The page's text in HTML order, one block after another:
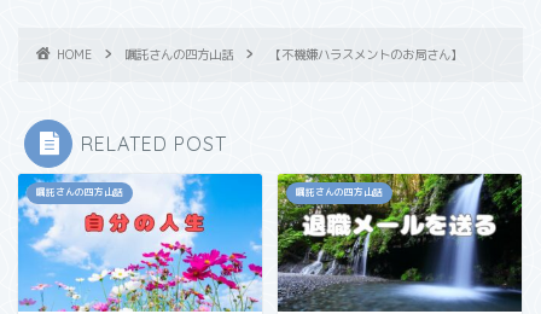
HOME 嘱託さんの四方山話 【不機嫌ハラスメントのお局さん】
RELATED POST
嘱託さんの四方山話 嘱託さんの四方山話